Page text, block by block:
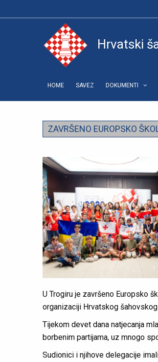
Hrvatski
HOME SAVEZ DOKUMENTI
ZAVRŠENO EUROPSKO
U Trogiru je završeno Europsko
organizaciji Hrvatskog
Tijekom devet dana natjecanja
borbenim partijama, uz mnogo
Sudionici i njihove delegacije